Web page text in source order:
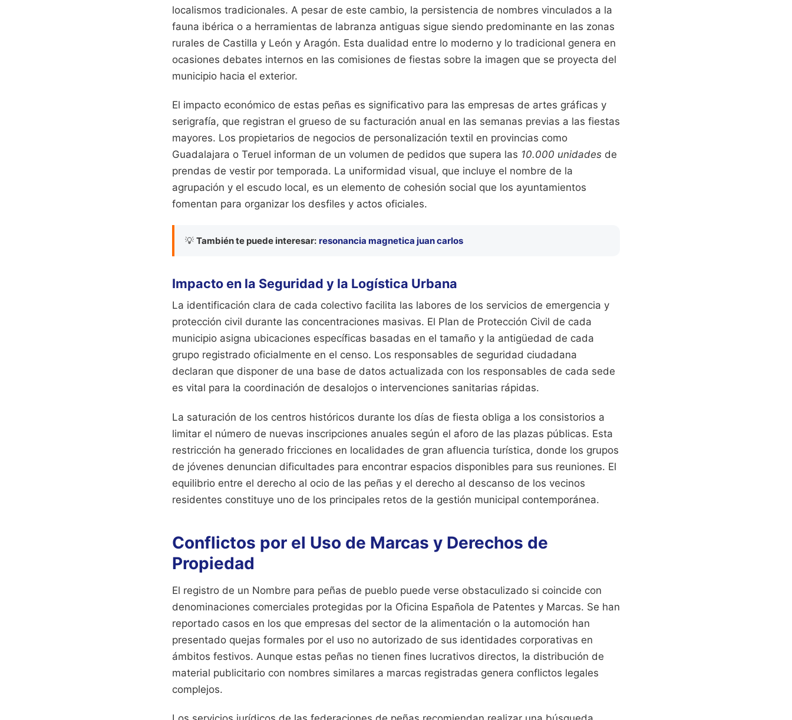
localismos tradicionales. A pesar de este cambio, la persistencia de nombres vinculados a la
fauna ibérica o a herramientas de labranza antiguas sigue siendo predominante en las zonas
rurales de Castilla y León y Aragón. Esta dualidad entre lo moderno y lo tradicional genera en
ocasiones debates internos en las comisiones de fiestas sobre la imagen que se proyecta del
municipio hacia el exterior.
El impacto económico de estas peñas es significativo para las empresas de artes gráficas y
serigrafía, que registran el grueso de su facturación anual en las semanas previas a las fiestas
mayores. Los propietarios de negocios de personalización textil en provincias como
Guadalajara o Teruel informan de un volumen de pedidos que supera las 10.000 unidades de
prendas de vestir por temporada. La uniformidad visual, que incluye el nombre de la
agrupación y el escudo local, es un elemento de cohesión social que los ayuntamientos
fomentan para organizar los desfiles y actos oficiales.
💡 También te puede interesar: resonancia magnetica juan carlos
Impacto en la Seguridad y la Logística Urbana
La identificación clara de cada colectivo facilita las labores de los servicios de emergencia y
protección civil durante las concentraciones masivas. El Plan de Protección Civil de cada
municipio asigna ubicaciones específicas basadas en el tamaño y la antigüedad de cada
grupo registrado oficialmente en el censo. Los responsables de seguridad ciudadana
declaran que disponer de una base de datos actualizada con los responsables de cada sede
es vital para la coordinación de desalojos o intervenciones sanitarias rápidas.
La saturación de los centros históricos durante los días de fiesta obliga a los consistorios a
limitar el número de nuevas inscripciones anuales según el aforo de las plazas públicas. Esta
restricción ha generado fricciones en localidades de gran afluencia turística, donde los grupos
de jóvenes denuncian dificultades para encontrar espacios disponibles para sus reuniones. El
equilibrio entre el derecho al ocio de las peñas y el derecho al descanso de los vecinos
residentes constituye uno de los principales retos de la gestión municipal contemporánea.
Conflictos por el Uso de Marcas y Derechos de
Propiedad
El registro de un Nombre para peñas de pueblo puede verse obstaculizado si coincide con
denominaciones comerciales protegidas por la Oficina Española de Patentes y Marcas. Se han
reportado casos en los que empresas del sector de la alimentación o la automoción han
presentado quejas formales por el uso no autorizado de sus identidades corporativas en
ámbitos festivos. Aunque estas peñas no tienen fines lucrativos directos, la distribución de
material publicitario con nombres similares a marcas registradas genera conflictos legales
complejos.